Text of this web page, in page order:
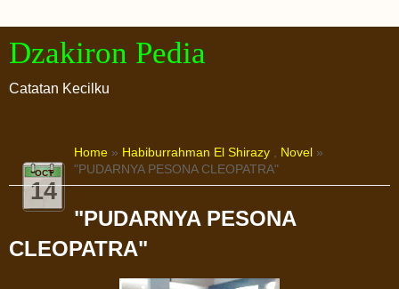
Dzakiron Pedia
Catatan Kecilku
OCT
14
Home » Habiburrahman El Shirazy , Novel »
"PUDARNYA PESONA CLEOPATRA"
"PUDARNYA PESONA
CLEOPATRA"